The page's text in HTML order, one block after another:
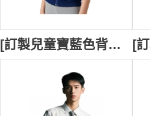
[訂製兒童寶藍色背心外套] | 3色織帶設計 | 單色繡花logo | 荃浸石籬幼稚園 | 校褲供應商 | SU432